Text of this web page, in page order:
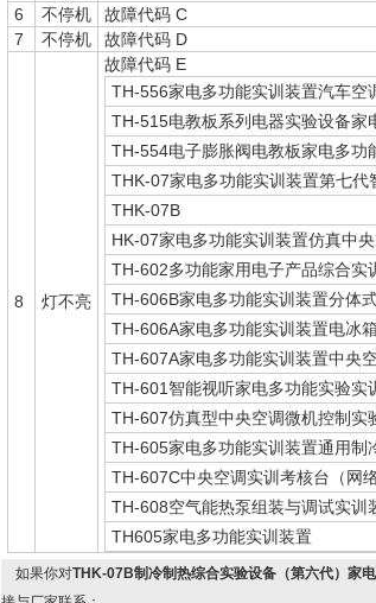
6 不停机
故障代码 C
7
不停机 故障代码 D
8 灯不亮
故障代码 E
TH-556家电多功能实训装置汽车空
TH-515电教板系列电器实验设备家
TH-554电子膨胀阀电教板家电多功
THK-07家电多功能实训装置第七代
THK-07B
HK-07家电多功能实训装置仿真中
TH-602多功能家用电子产品综合实
TH-606B家电多功能实训装置分体
TH-606A家电多功能实训装置电冰
TH-607A家电多功能实训装置中央
TH-601智能视听家电多功能实验实
TH-607仿真型中央空调微机控制实
TH-605家电多功能实训装置通用制
TH-607C中央空调实训考核台（网络
TH-608空气能热泵组装与调试实训
TH605家电多功能实训装置
如果你对THK-07B制冷制热综合实验设备（第六代）家